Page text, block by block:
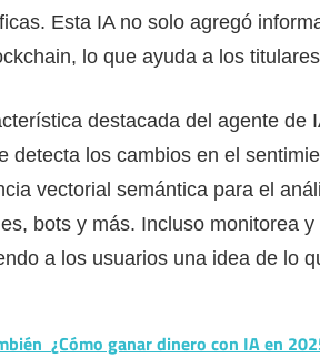
Esta IA no solo agregó
lo que ayuda a los
destacada del agente de
detecta los cambios en el
vectorial semántica para el
bots y más. Incluso monitorea
a los usuarios una idea de lo
¿Cómo ganar dinero con IA en